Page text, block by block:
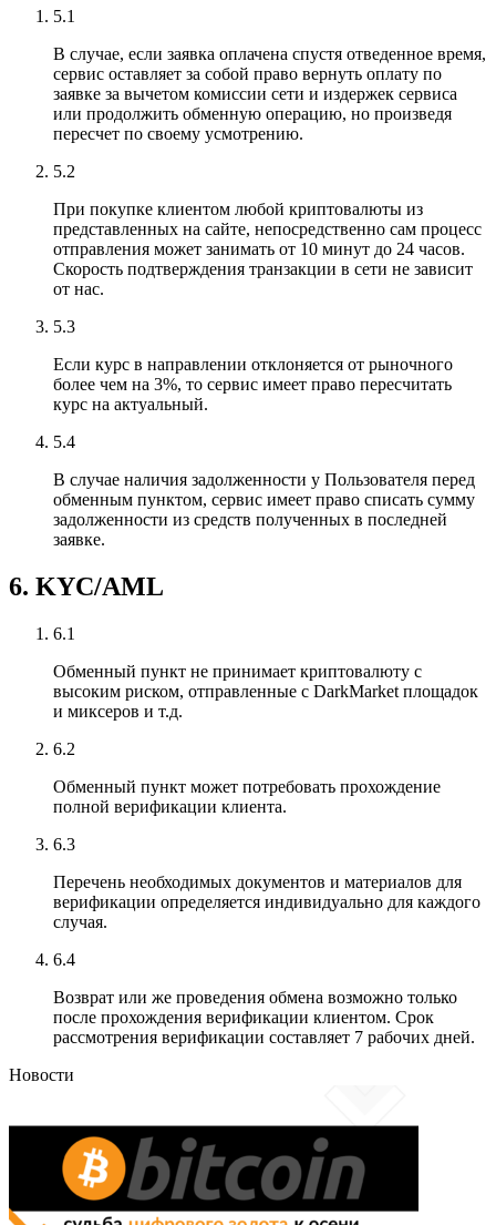
5.1
В случае, если заявка оплачена спустя отведенное время,
сервис оставляет за собой право вернуть оплату по
заявке за вычетом комиссии сети и издержек сервиса
или продолжить обменную операцию, но произведя
пересчет по своему усмотрению.
5.2
При покупке клиентом любой криптовалюты из
представленных на сайте, непосредственно сам процесс
отправления может занимать от 10 минут до 24 часов.
Скорость подтверждения транзакции в сети не зависит
от нас.
5.3
Если курс в направлении отклоняется от рыночного
более чем на 3%, то сервис имеет право пересчитать
курс на актуальный.
5.4
В случае наличия задолженности у Пользователя перед
обменным пунктом, сервис имеет право списать сумму
задолженности из средств полученных в последней
заявке.
6. KYC/AML
6.1
Обменный пункт не принимает криптовалюту с
высоким риском, отправленные с DarkMarket площадок
и миксеров и т.д.
6.2
Обменный пункт может потребовать прохождение
полной верификации клиента.
6.3
Перечень необходимых документов и материалов для
верификации определяется индивидуально для каждого
случая.
6.4
Возврат или же проведения обмена возможно только
после прохождения верификации клиентом. Срок
рассмотрения верификации составляет 7 рабочих дней.
Новости